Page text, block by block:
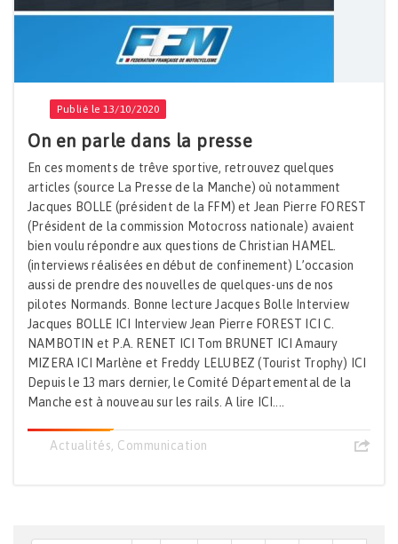
Publié le 13/10/2020
On en parle dans la presse
En ces moments de trêve sportive, retrouvez quelques
articles (source La Presse de la Manche) où notamment
Jacques BOLLE (président de la FFM) et Jean Pierre FOREST
(Président de la commission Motocross nationale) avaient
bien voulu répondre aux questions de Christian HAMEL.
(interviews réalisées en début de confinement) L’occasion
aussi de prendre des nouvelles de quelques-uns de nos
pilotes Normands. Bonne lecture Jacques Bolle Interview
Jacques BOLLE ICI Interview Jean Pierre FOREST ICI C.
NAMBOTIN et P.A. RENET ICI Tom BRUNET ICI Amaury
MIZERA ICI Marlène et Freddy LELUBEZ (Tourist Trophy) ICI
Depuis le 13 mars dernier, le Comité Départemental de la
Manche est à nouveau sur les rails. A lire ICI....
Actualités Communication